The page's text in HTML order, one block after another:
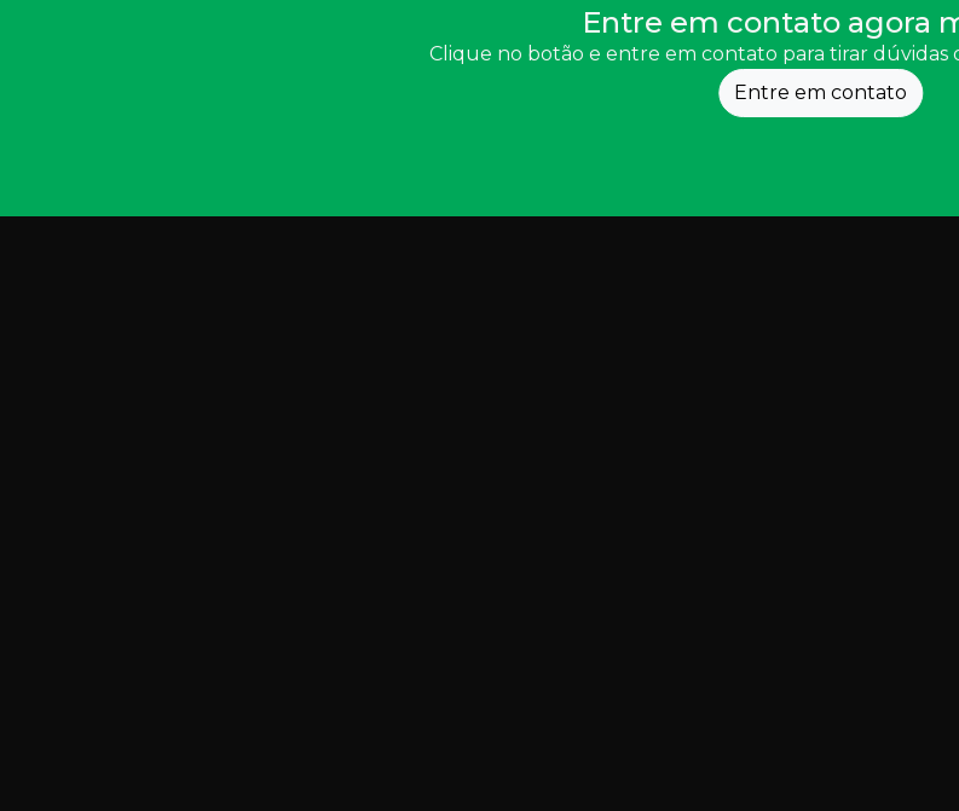
Entre em contato agora
Clique no botão e entre em contato para tirar dúvidas
Entre em contato